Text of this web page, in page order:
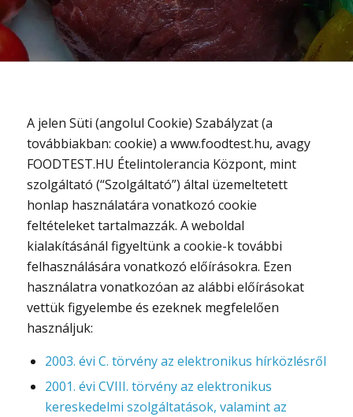
A jelen Süti (angolul Cookie) Szabályzat (a
továbbiakban: cookie) a www.foodtest.hu, avagy
FOODTEST.HU Ételintolerancia Központ, mint
szolgáltató (“Szolgáltató”) által üzemeltetett
honlap használatára vonatkozó cookie
feltételeket tartalmazzák. A weboldal
kialakításánál figyeltünk a cookie-k további
felhasználására vonatkozó előírásokra. Ezen
használatra vonatkozóan az alábbi előírásokat
vettük figyelembe és ezeknek megfelelően
használjuk:
2003. évi C. törvény az elektronikus hírközlésről
2001. évi CVIII. törvény az elektronikus
kereskedelmi szolgáltatások, valamint az